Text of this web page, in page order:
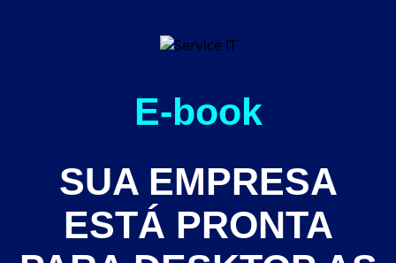
E-book
SUA EMPRESA
ESTÁ PRONTA